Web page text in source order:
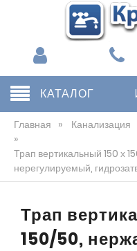
КАТАЛОГ
Главная » Канализация
»
Трап вертикальный 150 х
нерегулируемый,
Трап
150/50,